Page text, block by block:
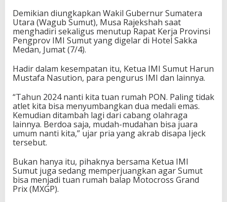
Demikian diungkapkan Wakil Gubernur Sumatera
Utara (Wagub Sumut), Musa Rajekshah saat
menghadiri sekaligus menutup Rapat Kerja Provinsi
Pengprov IMI Sumut yang digelar di Hotel Sakka
Medan, Jumat (7/4).
Hadir dalam kesempatan itu, Ketua IMI Sumut Harun
Mustafa Nasution, para pengurus IMI dan lainnya.
“Tahun 2024 nanti kita tuan rumah PON. Paling tidak
atlet kita bisa menyumbangkan dua medali emas.
Kemudian ditambah lagi dari cabang olahraga
lainnya. Berdoa saja, mudah-mudahan bisa juara
umum nanti kita,” ujar pria yang akrab disapa Ijeck
tersebut.
Bukan hanya itu, pihaknya bersama Ketua IMI
Sumut juga sedang memperjuangkan agar Sumut
bisa menjadi tuan rumah balap Motocross Grand
Prix (MXGP).